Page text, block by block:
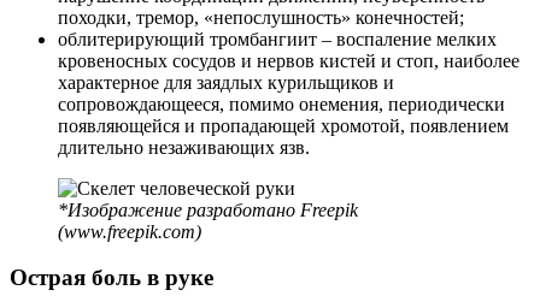
походки, тремор, «непослушность» конечностей;
облитерирующий тромбангиит – воспаление мелких
кровеносных сосудов и нервов кистей и стоп, наиболее
характерное для заядлых курильщиков и
сопровождающееся, помимо онемения, периодически
появляющейся и пропадающей хромотой, появлением
длительно незаживающих язв.
*Изображение разработано Freepik
(www.freepik.com)
Острая боль в руке